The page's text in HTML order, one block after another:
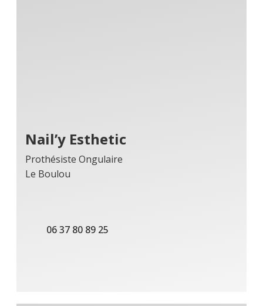
Nail’y Esthetic
Prothésiste Ongulaire
Le Boulou
06 37 80 89 25